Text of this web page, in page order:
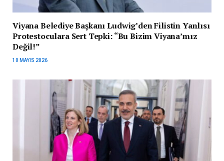
Viyana Belediye Başkanı Ludwig’den Filistin Yanlısı
Protestoculara Sert Tepki: “Bu Bizim Viyana’mız
Değil!”
10 MAYIS 2026